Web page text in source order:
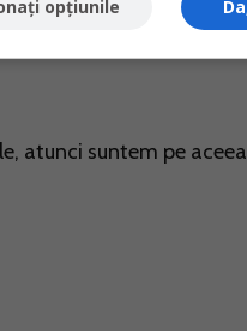
Alegand
si doar cu
atunci suntem pe
opțiunile